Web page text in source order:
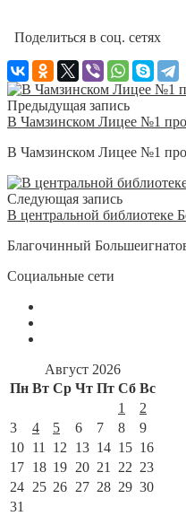
Поделиться в соц. сетях
Предыдущая запись
В Чамзинском Лицее №1
В Чамзинском Лицее №1
Следующая запись
В центральной библиотеке
Благочинный
Социальные сети
Август 2026
Пн Вт Ср Чт Пт Сб Вс
1
2
3
4 5 6 7 8
9
10 11 12 13 14 15 16
17 18 19 20 21 22 23
24 25 26 27 28 29 30
31